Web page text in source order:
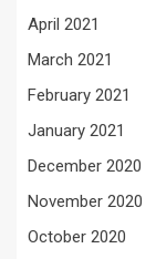
April 2021
March 2021
February 2021
January 2021
December 2020
November 2020
October 2020